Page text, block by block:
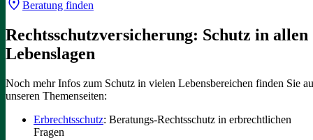
Beratung finden
Rechtsschutzversicherung: Schutz in allen
Lebenslagen
Noch mehr Infos zum Schutz in vielen Lebensbereichen finden Sie
unseren Themenseiten:
Erbrechtsschutz: Beratungs-Rechtsschutz in erbrechtlichen
Fragen